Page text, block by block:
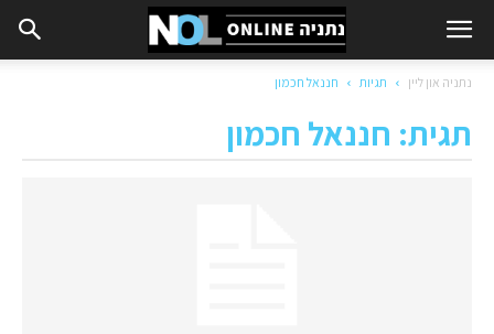
נתניה און ליין תגיות חננאל חכמון
תגית: חננאל חכמון